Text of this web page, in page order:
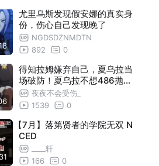
尤里乌斯发现假安娜的真实身
份，伤心自己发现晚了
NGDSDZNMDTN
892
0
得知拉姆嫌弃自己，夏乌拉当
场破防！夏乌拉不想486抛弃
自己，差点成病娇了……
夜夜不会受伤_
1539
0
【7月】落第贤者的学院无双 N
CED
____轩
166
0